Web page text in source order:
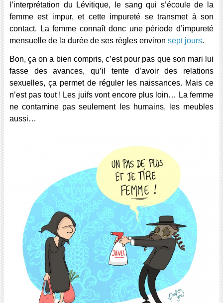
l’interprétation du Lévitique, le sang qui s’écoule de la
femme est impur, et cette impureté se transmet à son
contact. La femme connaît donc une période d’impureté
mensuelle de la durée de ses règles environ sept jours.
Bon, ça on a bien compris, c’est pour pas que son mari lui
fasse des avances, qu’il tente d’avoir des relations
sexuelles, ça permet de réguler les naissances. Mais ce
n’est pas tout ! Les juifs vont encore plus loin… La femme
ne contamine pas seulement les humains, les meubles
aussi…